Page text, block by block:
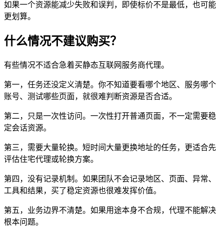
如果一个资源能减少失败和误判，即使标价不是最低，也可能
更划算。
什么情况不建议购买？
有些情况不适合急着买静态互联网服务商代理。
第一，任务还没定义清楚。你不知道要看哪个地区、服务哪个
账号、测试哪些页面，就很难判断资源是否合适。
第二，只是一次性访问。一次性打开普通页面，不一定需要稳
定会话资源。
第三，需要大量轮换。短时间大量更换地址的任务，更适合先
评估住宅代理或轮换方案。
第四，没有记录机制。如果团队不会记录地区、页面、异常、
工具和结果，买了稳定资源也很难发挥价值。
第五，业务边界不清楚。如果用途本身不合规，代理不能解决
根本问题。